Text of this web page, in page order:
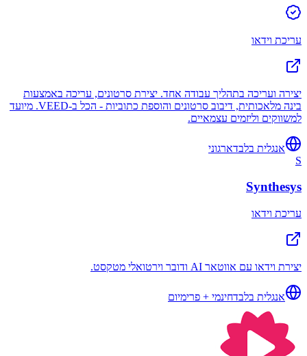
עריכת וידאו
יצירה ועריכה בתהליך עבודה אחד. יצירת סרטונים, עריכה באמצעות
בינה מלאכותית, דיבוב סרטונים והוספת כתוביות - הכל ב-VEED. מיועד
למשווקים וליזמים עצמאיים.
אנגלית בלבדארגוני
S
Synthesys
עריכת וידאו
יצירת וידאו עם אווטאר AI ודובר וירטואלי מטקסט.
אנגלית בלבדחינמי + פרימיום